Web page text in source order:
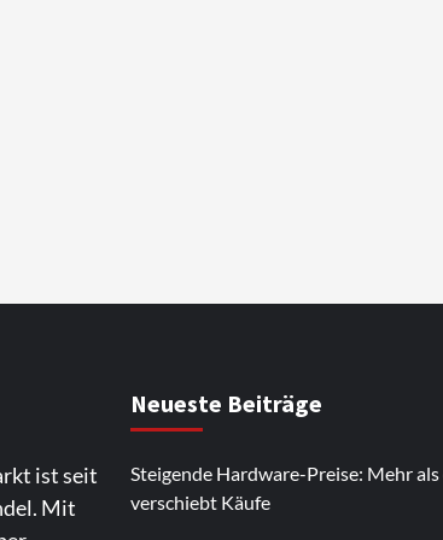
ist seit
Mit
Neueste Beiträge
Steigende Hardware-Preise: Mehr
verschiebt Käufe